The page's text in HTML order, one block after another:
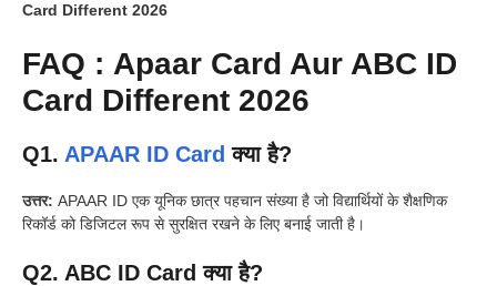
Card Different 2026
FAQ : Apaar Card Aur ABC ID
Card Different 2026
Q1. APAAR ID Card क्या है?
उत्तर: APAAR ID एक यूनिक छात्र पहचान संख्या है जो विद्यार्थियों के शैक्षणिक
रिकॉर्ड को डिजिटल रूप से सुरक्षित रखने के लिए बनाई जाती है।
Q2. ABC ID Card क्या है?